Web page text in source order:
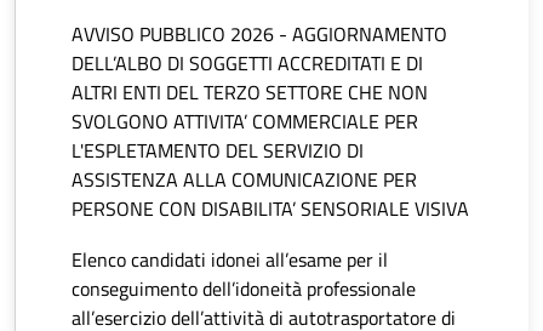
AVVISO PUBBLICO 2026 - AGGIORNAMENTO
DELL’ALBO DI SOGGETTI ACCREDITATI E DI
ALTRI ENTI DEL TERZO SETTORE CHE NON
SVOLGONO ATTIVITA’ COMMERCIALE PER
L'ESPLETAMENTO DEL SERVIZIO DI
ASSISTENZA ALLA COMUNICAZIONE PER
PERSONE CON DISABILITA’ SENSORIALE VISIVA
Elenco candidati idonei all’esame per il
conseguimento dell’idoneità professionale
all’esercizio dell’attività di autotrasportatore di